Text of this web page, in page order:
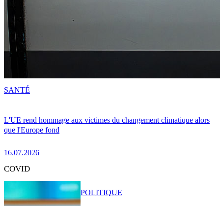
L'UE rend hommage aux victimes du changement climatique alors
que l'Europe fond
16.07.2026
SANTÉ
COVID
POLITIQUE